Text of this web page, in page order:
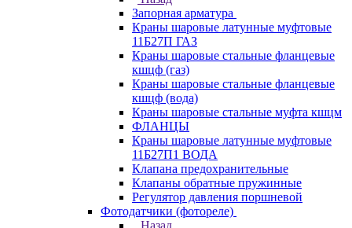
Запорная арматура
Краны шаровые латунные муфтовые
11Б27П ГАЗ
Краны шаровые стальные фланцевые
кшцф (газ)
Краны шаровые стальные фланцевые
кшцф (вода)
Краны шаровые стальные муфта кшцм
ФЛАНЦЫ
Краны шаровые латунные муфтовые
11Б27П1 ВОДА
Клапана предохранительные
Клапаны обратные пружинные
Регулятор давления поршневой
Фотодатчики (фотореле)
Назад